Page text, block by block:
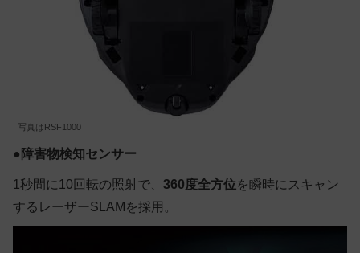
写真はRSF1000
● 障害物検知センサー
1秒間に10回転の照射で、 360度全方位を瞬時にスキャン
するレーザーSLAMを採用。